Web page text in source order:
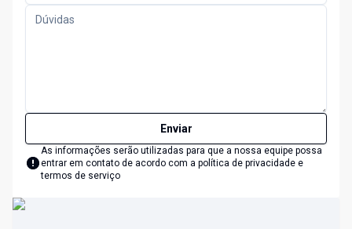
Enviar
As informações serão utilizadas para que a nossa equipe possa
entrar em contato de acordo com a política de privacidade e
termos de serviço